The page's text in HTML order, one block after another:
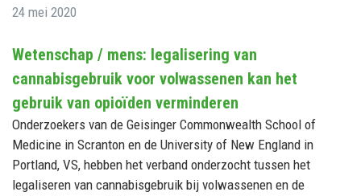
24 mei 2020
Wetenschap / mens: legalisering van
cannabisgebruik voor volwassenen kan het
gebruik van opioïden verminderen
Onderzoekers van de Geisinger Commonwealth School of
Medicine in Scranton en de University of New England in
Portland, VS, hebben het verband onderzocht tussen het
legaliseren van cannabisgebruik bij volwassenen en de